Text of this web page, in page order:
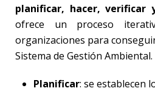
planificar, hacer, verificar
ofrece un proceso
organizaciones para
Sistema de Gestión Ambiental.
Planificar: se establecen